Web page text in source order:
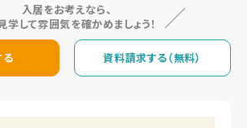
入居をお考えなら、
学して雰囲気を確かめましょう！
る 資料請求する（無料）